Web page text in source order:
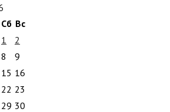
Сб Вс
1
2
8
9
15 16
22 23
29 30